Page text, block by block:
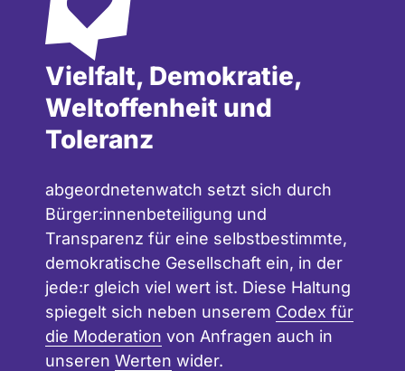
Vielfalt, Demokratie,
Weltoffenheit und
Toleranz
abgeordnetenwatch setzt sich durch
Bürger:innenbeteiligung und
Transparenz für eine selbstbestimmte,
demokratische Gesellschaft ein, in der
jede:r gleich viel wert ist. Diese Haltung
spiegelt sich neben unserem Codex für
die Moderation von Anfragen auch in
unseren Werten wider.